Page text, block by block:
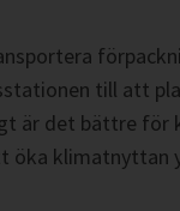
till att
är det bättre